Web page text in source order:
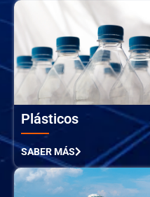
Plásticos
SABER MÁS